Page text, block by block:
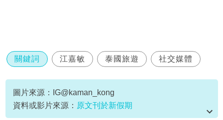
關鍵詞 江嘉敏 泰國旅遊 社交媒體
圖片來源：IG@kaman_kong
資料或影片來源： 原文刊於新假期